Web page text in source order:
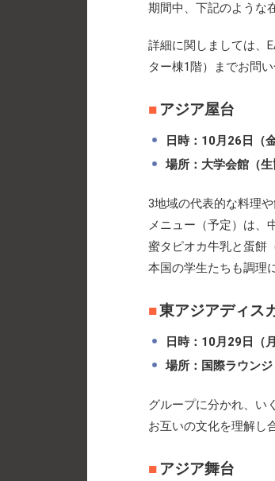
期間中、下記のような
詳細に関しましては、
ター棟1階）までお問い
アジア屋台
日時：10月26日
場所：大学会館（
3地域の代表的な料理や
メニュー（予定）は、
蜜タピオカ牛乳と蛋餅
本国の学生たちも調理
東アジアディス
日時：10月29日
場所：国際ラウンジ
グループに分かれ、い
お互いの文化を理解し
アジア舞台